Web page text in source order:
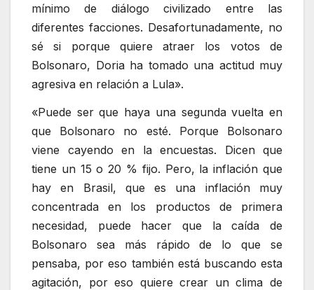
mínimo de diálogo civilizado entre las
diferentes facciones. Desafortunadamente, no
sé si porque quiere atraer los votos de
Bolsonaro, Doria ha tomado una actitud muy
agresiva en relación a Lula».
«Puede ser que haya una segunda vuelta en
que Bolsonaro no esté. Porque Bolsonaro
viene cayendo en la encuestas. Dicen que
tiene un 15 o 20 % fijo. Pero, la inflación que
hay en Brasil, que es una inflación muy
concentrada en los productos de primera
necesidad, puede hacer que la caída de
Bolsonaro sea más rápido de lo que se
pensaba, por eso también está buscando esta
agitación, por eso quiere crear un clima de